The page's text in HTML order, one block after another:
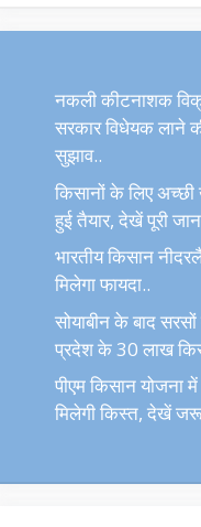
नकली कीटनाशक
सरकार विधेयक लाने
सुझाव..
किसानों के लिए
हुई तैयार, देखें पूरी
भारतीय किसान
मिलेगा फायदा..
सोयाबीन के बाद सरसों
प्रदेश के 30 लाख
पीएम किसान योजना
मिलेगी किस्त, देखें